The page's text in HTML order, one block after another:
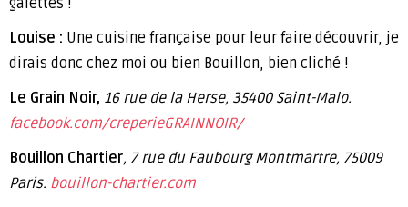
galettes !
Louise : Une cuisine française pour leur faire découvrir, je
dirais donc chez moi ou bien Bouillon, bien cliché !
Le Grain Noir, 16 rue de la Herse, 35400 Saint-Malo.
facebook.com/creperieGRAINNOIR/
Bouillon Chartier, 7 rue du Faubourg Montmartre, 75009
Paris. bouillon-chartier.com